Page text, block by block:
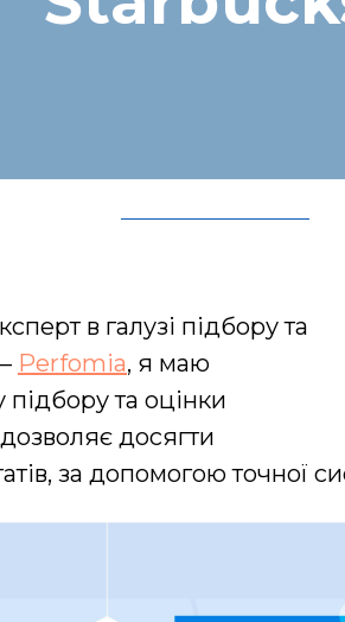
в галузі підбору та
Perfomia, я маю
та оцінки
дозволяє досягти
за допомогою точної